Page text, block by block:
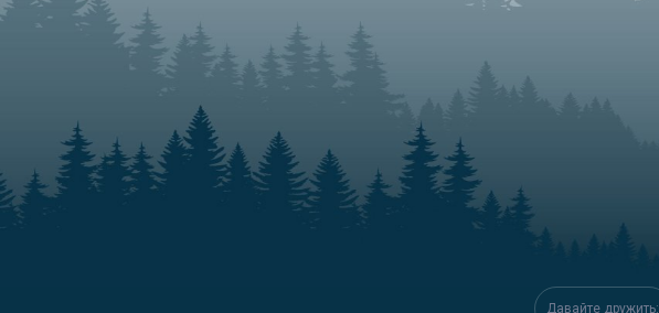
Давайте дружить: